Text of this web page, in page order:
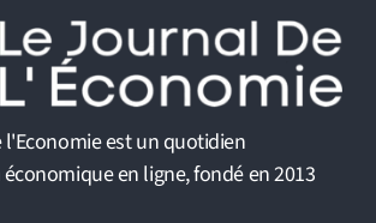
l'Economie est un quotidien
en ligne, fondé en 2013